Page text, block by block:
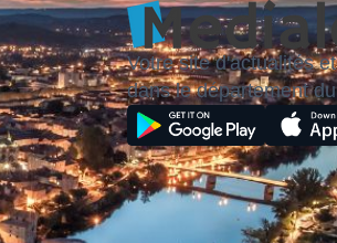
Votre site d'actualités
dans le département